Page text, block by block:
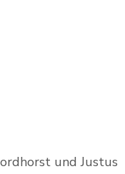
und Justus